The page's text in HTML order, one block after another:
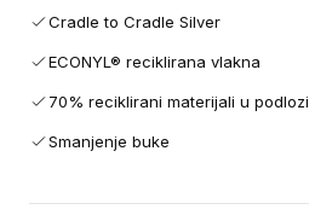
Cradle to Cradle Silver
ECONYL® reciklirana vlakna
70% reciklirani materijali u podlozi
Smanjenje buke